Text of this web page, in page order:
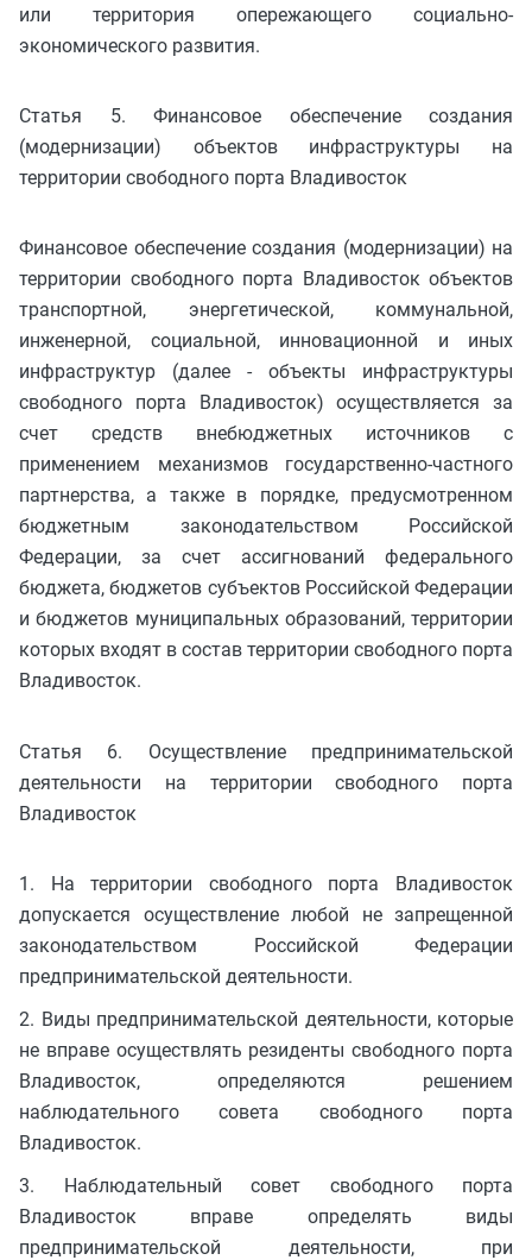
или территория опережающего социально-
экономического развития.
Статья 5. Финансовое обеспечение создания
(модернизации) объектов инфраструктуры на
территории свободного порта Владивосток
Финансовое обеспечение создания (модернизации) на
территории свободного порта Владивосток объектов
транспортной, энергетической, коммунальной,
инженерной, социальной, инновационной и иных
инфраструктур (далее - объекты инфраструктуры
свободного порта Владивосток) осуществляется за
счет средств внебюджетных источников с
применением механизмов государственно-частного
партнерства, а также в порядке, предусмотренном
бюджетным законодательством Российской
Федерации, за счет ассигнований федерального
бюджета, бюджетов субъектов Российской Федерации
и бюджетов муниципальных образований, территории
которых входят в состав территории свободного порта
Владивосток.
Статья 6. Осуществление предпринимательской
деятельности на территории свободного порта
Владивосток
1. На территории свободного порта Владивосток
допускается осуществление любой не запрещенной
законодательством Российской Федерации
предпринимательской деятельности.
2. Виды предпринимательской деятельности, которые
не вправе осуществлять резиденты свободного порта
Владивосток, определяются решением
наблюдательного совета свободного порта
Владивосток.
3. Наблюдательный совет свободного порта
Владивосток вправе определять виды
предпринимательской деятельности, при